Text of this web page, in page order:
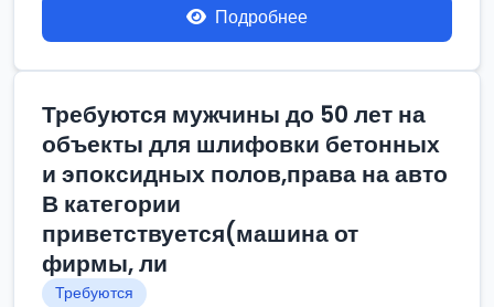
Подробнее
Требуются мужчины до 50 лет на
объекты для шлифовки бетонных
и эпоксидных полов,права на авто
В категории
приветствуется(машина от
фирмы, ли
Требуются